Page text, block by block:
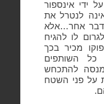
ידי אינספור
לנטרל את
דבר אחר…אלא
לו להגיח
מכיר בכך
כל השותפים
מנסה להתכחש
על פני השטח